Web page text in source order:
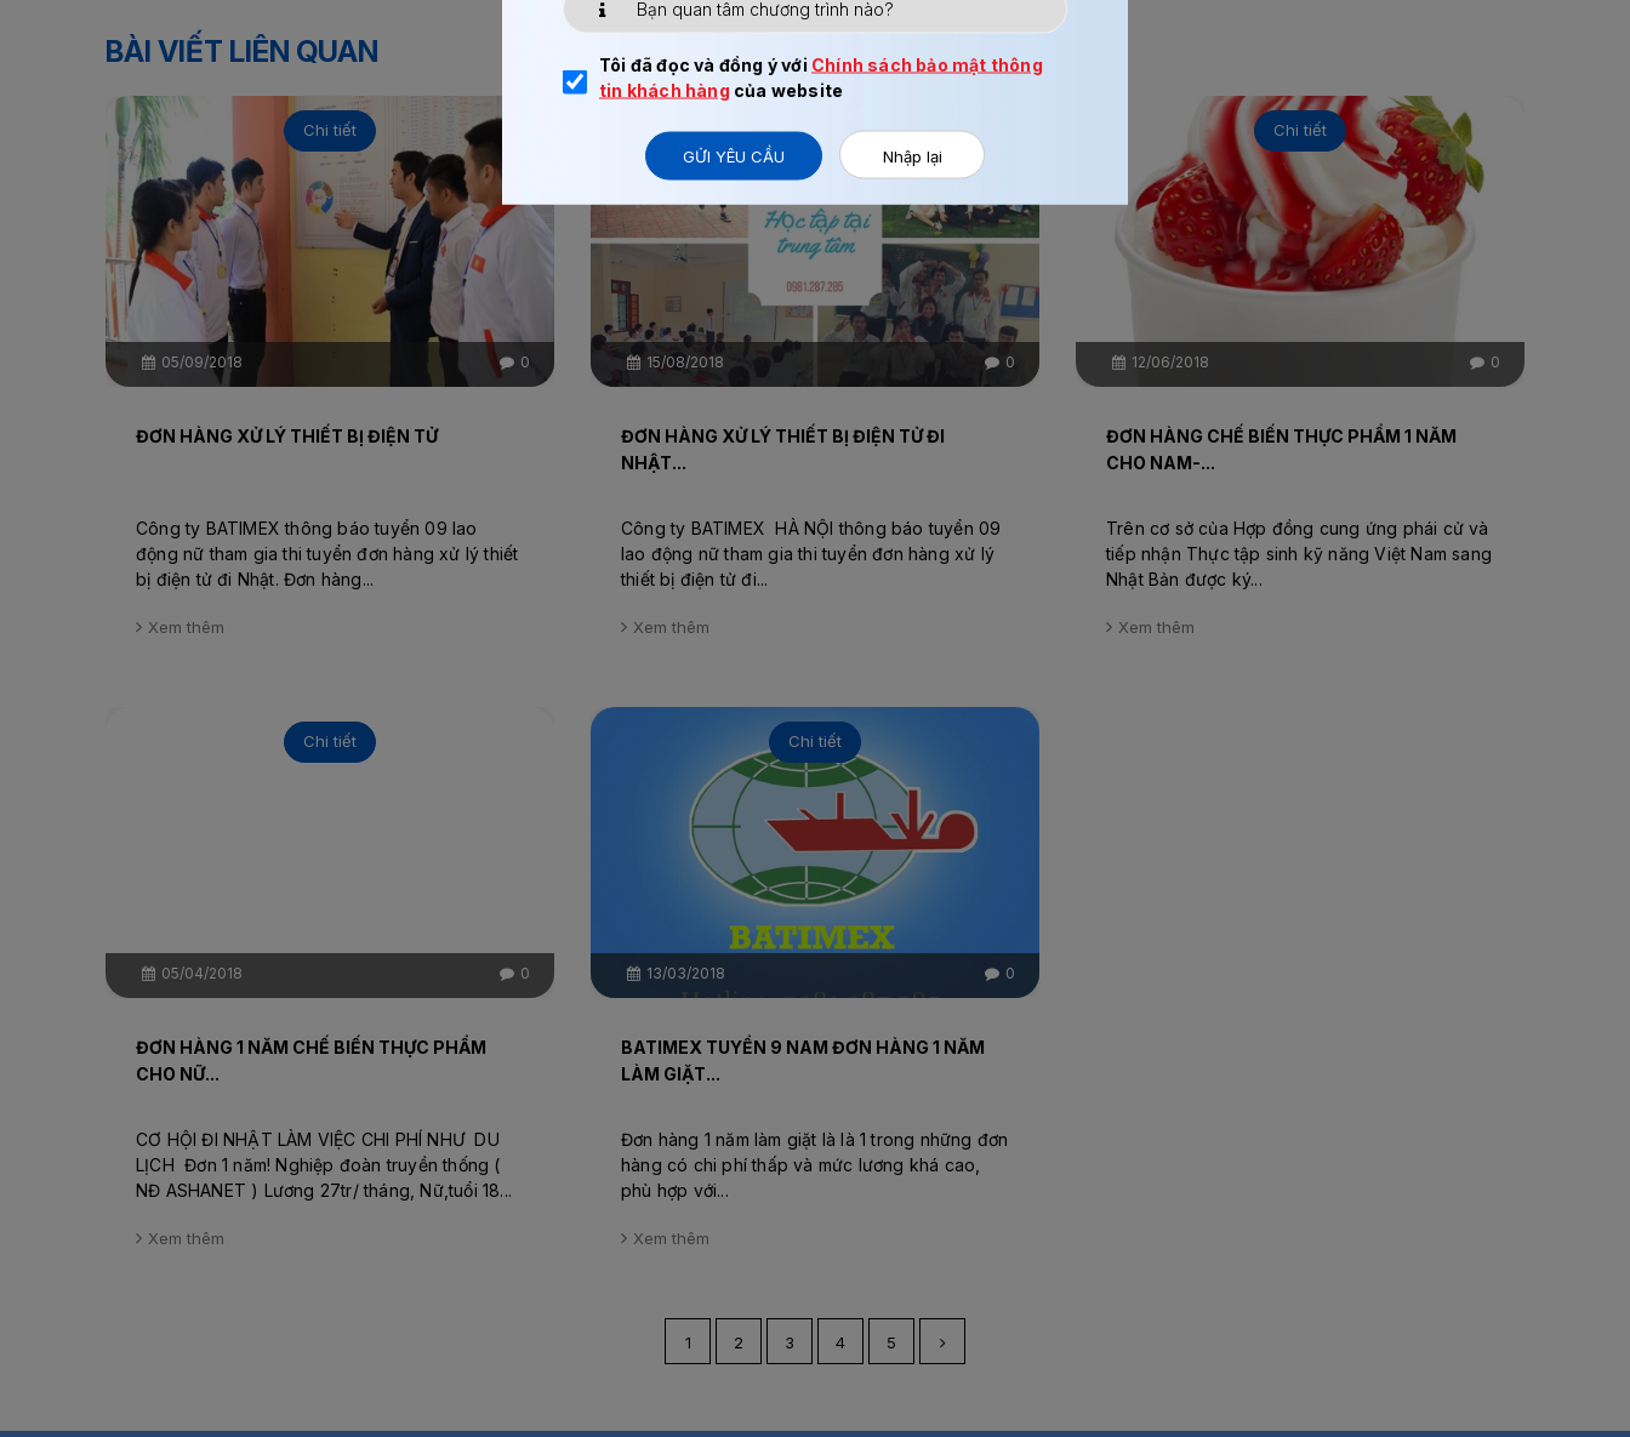
BÀI VIẾT LIÊN QUAN
05/09/2018 0
Chi tiết
ĐƠN HÀNG XỬ LÝ THIẾT BỊ ĐIỆN TỬ
Công ty BATIMEX thông báo tuyển 09 lao
động nữ tham gia thi tuyển đơn hàng xử lý thiết
bị điện tử đi Nhật. Đơn hàng...
Xem thêm
15/08/2018 0
Chi tiết
ĐƠN HÀNG XỬ LÝ THIẾT BỊ ĐIỆN TỬ ĐI
NHẬT...
Công ty BATIMEX HÀ NỘI thông báo tuyển 09
lao động nữ tham gia thi tuyển đơn hàng xử lý
thiết bị điện tử đi...
Xem thêm
12/06/2018 0
Chi tiết
ĐƠN HÀNG CHẾ BIẾN THỰC PHẨM 1 NĂM
CHO NAM-...
Trên cơ sở của Hợp đồng cung ứng phái cử và
tiếp nhận Thực tập sinh kỹ năng Việt Nam sang
Nhật Bản được ký...
Xem thêm
05/04/2018 0
Chi tiết
ĐƠN HÀNG 1 NĂM CHẾ BIẾN THỰC PHẨM
CHO NỮ...
CƠ HỘI ĐI NHẬT LÀM VIỆC CHI PHÍ NHƯ DU
LỊCH Đơn 1 năm! Nghiệp đoàn truyền thống (
NĐ ASHANET ) Lương 27tr/ tháng, Nữ,tuổi 18...
Xem thêm
13/03/2018 0
Chi tiết
BATIMEX TUYỂN 9 NAM ĐƠN HÀNG 1 NĂM
LÀM GIẶT...
Đơn hàng 1 năm làm giặt là là 1 trong những đơn
hàng có chi phí thấp và mức lương khá cao,
phù hợp với...
Xem thêm
1 2 3 4 5
Tôi đã đọc và đồng ý với Chính sách bảo mật thông
tin khách hàng của website
GỬI YÊU CẦU Nhập lại